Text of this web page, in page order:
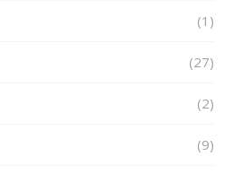
(1)
(27)
(2)
(9)